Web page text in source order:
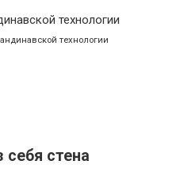
технологии
себя стена